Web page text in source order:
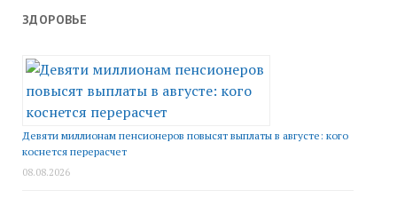
ЗДОРОВЬЕ
Девяти миллионам пенсионеров повысят выплаты в августе: кого
коснется перерасчет
08.08.2026